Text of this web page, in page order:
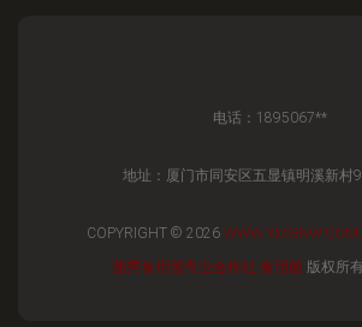
电话：1895067**
地址：厦门市同安区五显镇明溪新村
COPYRIGHT © 2026 WWW.XMGNW.COM
菌秀食用菌专业合作社 食用菌 版权所有